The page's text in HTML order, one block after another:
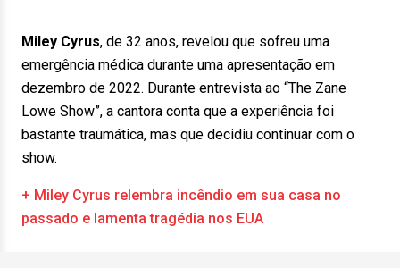
Miley Cyrus, de 32 anos, revelou que sofreu uma
emergência médica durante uma apresentação em
dezembro de 2022. Durante entrevista ao “The Zane
Lowe Show”, a cantora conta que a experiência foi
bastante traumática, mas que decidiu continuar com o
show.
+ Miley Cyrus relembra incêndio em sua casa no
passado e lamenta tragédia nos EUA